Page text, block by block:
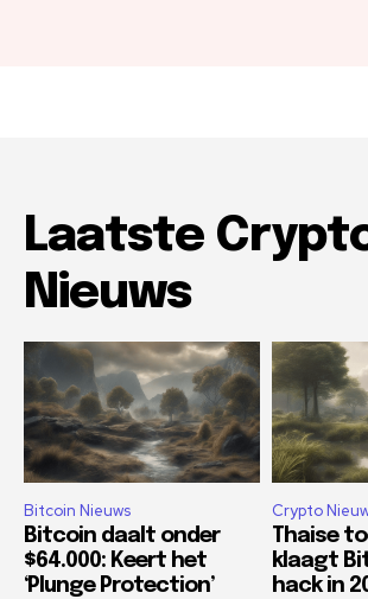
Laatste
Nieuws
Bitcoin Nieuws
Bitcoin daalt onder
$64.000: Keert het
‘Plunge Protection’
Crypto
Thaise
klaagt
hack in